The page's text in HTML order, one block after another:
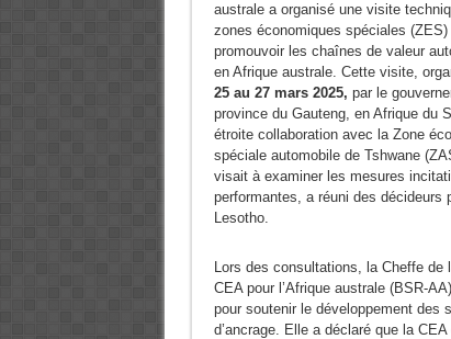
australe a organisé une visite
zones économiques spéciales (ZES)
promouvoir les chaînes de valeur
en Afrique australe. Cette visite,
25 au 27 mars 2025, par le
province du Gauteng, en Afrique du
étroite collaboration avec la Zone
spéciale automobile de Tshwane
visait à examiner les mesures
performantes, a réuni des décideurs
Lesotho.
Lors des consultations, la Cheffe
CEA pour l’Afrique australe (BSR-
pour soutenir le développement des
d’ancrage. Elle a déclaré que la